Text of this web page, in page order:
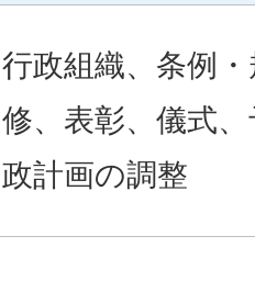
行政組織、条例
修、表彰、儀式
政計画の調整